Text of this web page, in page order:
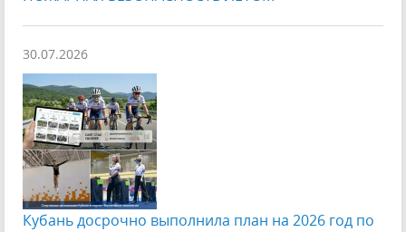
30.07.2026
Кубань досрочно выполнила план на 2026 год по